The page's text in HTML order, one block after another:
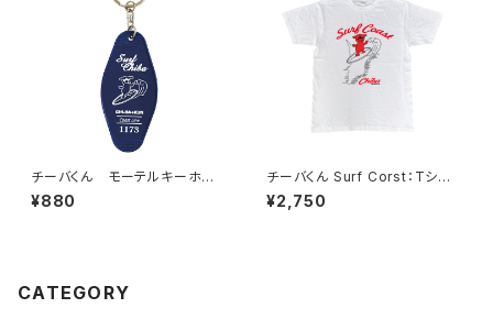
チーバくん モーテルキーホル
ダー design3
¥880
チーバくん Surf Corst：Tシャ
ツ（White）
¥2,750
CATEGORY